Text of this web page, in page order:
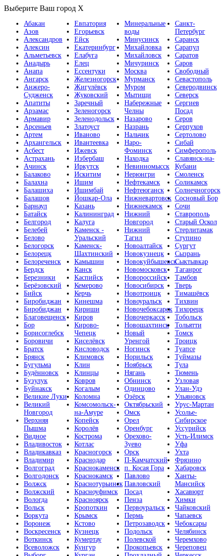
Выберите Ваш город X
Абакан
Азов
Александров
Алексин
Альметьевск
Анадырь
Анапа
Ангарск
Анжеро-
Судженск
Апатиты
Арзамас
Армавир
Арсеньев
Артем
Архангельск
Асбест
Астрахань
Ачинск
Балаково
Балахна
Балашиха
Балашов
Барнаул
Батайск
Белгород
Белебей
Белово
Белогорск
Белорецк
Белореченск
Бердск
Березники
Берёзовский
Бийск
Биробиджан
Биробиджан
Благовещенск
Бор
Борисоглебск
Боровичи
Братск
Брянск
Бугульма
Будённовск
Бузулук
Буйнакск
Великие Луки
Великий
Новгород
Верхняя
Пышма
Видное
Владивосток
Владикавказ
Владимир
Волгоград
Волгодонск
Волжск
Волжский
Вологда
Вольск
Воркута
Воронеж
Воскресенск
Воткинск
Всеволожск
Евпатория
Егорьевск
Ейск
Екатеринбург
Елабуга
Елец
Ессентуки
Железногорск
Жигулёвск
Жуковский
Заречный
Зеленогорск
Зеленодольск
Златоуст
Иваново
Ивантеевка
Ижевск
Избербаш
Иркутск
Искитим
Ишим
Ишимбай
Йошкар-Ола
Казань
Калининград
Калуга
Каменск -
Уральский
Каменск-
Шахтинский
Камышин
Канск
Каспийск
Кемерово
Керчь
Кинешма
Кириши
Киров
Кирово-
Чепецк
Киселёвск
Кисловодск
Климовск
Клин
Клинцы
Ковров
Когалым
Коломна
Комсомольск-
на-Амуре
Копейск
Королёв
Кострома
Котлас
Красногорск
Краснодар
Краснокаменск
Краснокамск
Краснотурьинск
Красноуфимск
Красноярск
Кропоткин
Крымск
Кстово
Кузнецк
Кумертау
Кунгур
Минеральные
воды
Минусинск
Михайловка
Михайловск
Мичуринск
Москва
Мурманск
Муром
Мытищи
Набережные
Челны
Назарово
Назрань
Нальчик
Наро-
Фоминск
Находка
Невинномысск
Нерюнгри
Нефтекамск
Нефтеюганск
Нижневартовск
Нижнекамск
Нижний
Новгород
Нижний
Тагил
Новоалтайск
Новокузнецк
Новокуйбышевск
Новомосковск
Новороссийск
Новосибирск
Новотроицк
Новоуральск
Новочебоксарск
Новочеркасск
Новошахтинск
Новый
Уренгой
Ногинск
Норильск
Ноябрьск
Нягань
Обнинск
Одинцово
Озёрск
Октябрьский
Омск
Орел
Оренбург
Орехово-
Зуево
Орск
П-Камчатский
п. Косая Гора
Павлово
Павловский
Посад
Пенза
Первоуральск
Пермь
Петрозаводск
Подольск
Полевской
Прокопьевск
Санкт-
Петербург
Саранск
Сарапул
Саратов
Саров
Свободный
Севастополь
Северодвинск
Северск
Сергиев
Посад
Серов
Серпухов
Сертолово
Сибай
Симферополь
Славянск-на-
Кубани
Смоленск
Соликамск
Солнечногорск
Сосновый Бор
Сочи
Ставрополь
Старый Оскол
Стерлитамак
Ступино
Сургут
Сызрань
Сыктывкар
Таганрог
Тамбов
Тверь
Тимашёвск
Тихвин
Тихорецк
Тобольск
Тольятти
Томск
Троицк
Туапсе
Туймазы
Тула
Тюмень
Узловая
Улан-Удэ
Ульяновск
Урус-Мартан
Усолье-
Сибирское
Уссурийск
Усть-Илимск
Уфа
Ухта
Фрязино
Хабаровск
Ханты-
Мансийск
Хасавюрт
Химки
Чайковский
Чапаевск
Чебоксары
Челябинск
Черемхово
Череповец